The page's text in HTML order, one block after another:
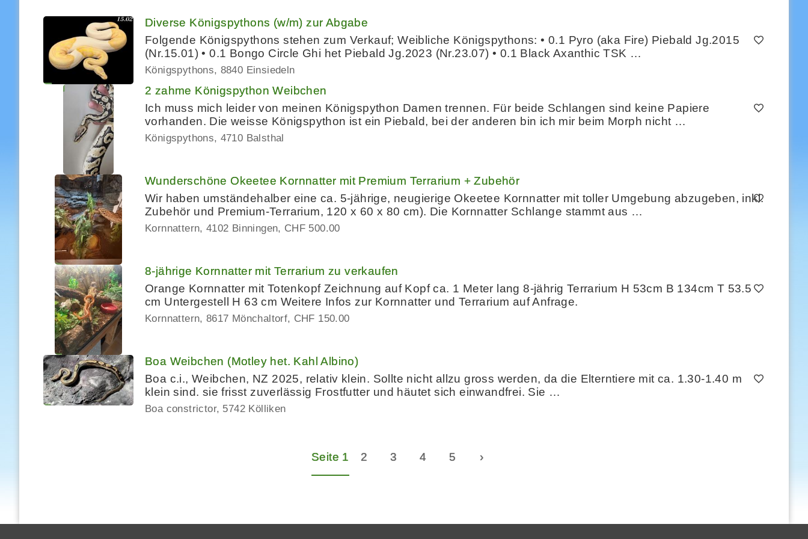
Diverse Königspythons (w/m) zur Abgabe
Folgende Königspythons stehen zum Verkauf; Weibliche Königspythons: • 0.1 Pyro (aka Fire) Piebald Jg.2015
(Nr.15.01) • 0.1 Bongo Circle Ghi het Piebald Jg.2023 (Nr.23.07) • 0.1 Black Axanthic TSK …
Königspythons 8840 Einsiedeln
2 zahme Königspython Weibchen
Ich muss mich leider von meinen Königspython Damen trennen. Für beide Schlangen sind keine Papiere
vorhanden. Die weisse Königspython ist ein Piebald, bei der anderen bin ich mir beim Morph nicht …
Königspythons 4710 Balsthal
Wunderschöne Okeetee Kornnatter mit Premium Terrarium + Zubehör
Wir haben umständehalber eine ca. 5-jährige, neugierige Okeetee Kornnatter mit toller Umgebung abzugeben, inkl.
Zubehör und Premium-Terrarium, 120 x 60 x 80 cm). Die Kornnatter Schlange stammt aus …
Kornnattern 4102 Binningen CHF 500.00
8-jährige Kornnatter mit Terrarium zu verkaufen
Orange Kornnatter mit Totenkopf Zeichnung auf Kopf ca. 1 Meter lang 8-jährig Terrarium H 53cm B 134cm T 53.5
cm Untergestell H 63 cm Weitere Infos zur Kornnatter und Terrarium auf Anfrage.
Kornnattern 8617 Mönchaltorf CHF 150.00
Boa Weibchen (Motley het. Kahl Albino)
Boa c.i., Weibchen, NZ 2025, relativ klein. Sollte nicht allzu gross werden, da die Elterntiere mit ca. 1.30-1.40 m
klein sind. sie frisst zuverlässig Frostfutter und häutet sich einwandfrei. Sie …
Boa constrictor 5742 Kölliken
Seite 1 2 3 4 5 ›